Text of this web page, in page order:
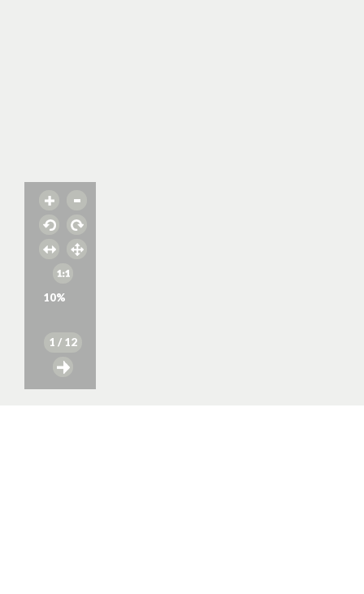
10%
1 / 12